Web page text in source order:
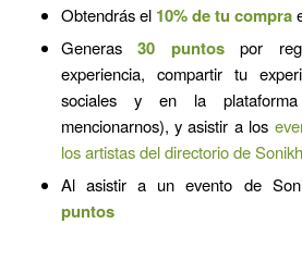
Obtendrás el 10% de tu compra
Generas30 puntospor
experiencia, compartir tu
sociales y en la
mencionarnos), y asistir a los
los artistas del directorio de
Al asistir a un evento de
puntos